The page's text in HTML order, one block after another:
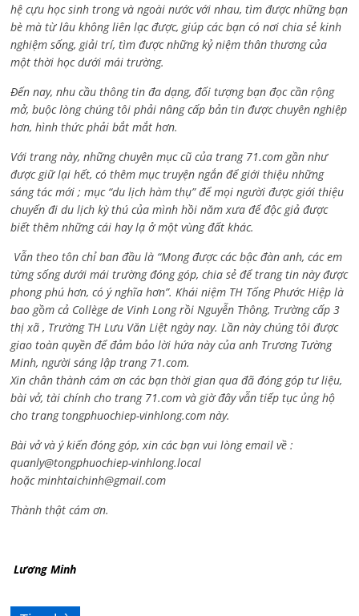
hệ cựu học sinh trong và ngoài nước với nhau, tìm được những bạn
bè mà từ lâu không liên lạc được, giúp các bạn có nơi chia sẻ kinh
nghiệm sống, giải trí, tìm được những kỷ niệm thân thương của
một thời học dưới mái trường.
Đến nay, nhu cầu thông tin đa dạng, đối tượng bạn đọc cần rộng
mở, buộc lòng chúng tôi phải nâng cấp bản tin được chuyên nghiệp
hơn, hình thức phải bắt mắt hơn.
Với trang này, những chuyên mục cũ của trang 71.com gần như
được giữ lại hết, có thêm mục truyện ngắn để giới thiệu những
sáng tác mới ; mục “du lịch hàm thụ” để mọi người được giới thiệu
chuyến đi du lịch kỳ thú của mình hồi năm xưa để độc giả được
biết thêm những cái hay lạ ở một vùng đất khác.
Vẫn theo tôn chỉ ban đầu là “Mong được các bậc đàn anh, các em
từng sống dưới mái trường đóng góp, chia sẻ để trang tin này được
phong phú hơn, có ý nghĩa hơn”. Khái niệm TH Tống Phước Hiệp là
bao gồm cả Collège de Vinh Long rồi Nguyễn Thông, Trường cấp 3
thị xã , Trường TH Lưu Văn Liệt ngày nay. Lần này chúng tôi được
giao toàn quyền để đảm bảo lời hứa này của anh Trương Tường
Minh, người sáng lập trang 71.com.
Xin chân thành cám ơn các bạn thời gian qua đã đóng góp tư liệu,
bài vở, tài chính cho trang 71.com và giờ đây vẫn tiếp tục ủng hộ
cho trang tongphuochiep-vinhlong.com này.
Bài vở và ý kiến đóng góp, xin các bạn vui lòng email về :
quanly@tongphuochiep-vinhlong.local
hoặcminhtaichinh@gmail.com
Thành thật cám ơn.
Lương Minh